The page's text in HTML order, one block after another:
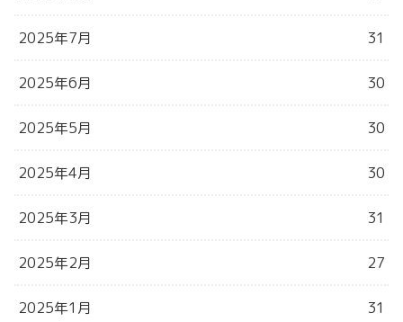
2025年7月 31
2025年6月 30
2025年5月 30
2025年4月 30
2025年3月 31
2025年2月 27
2025年1月 31